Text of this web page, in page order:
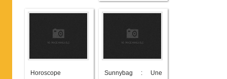
Horoscope
Sunnybag : Une